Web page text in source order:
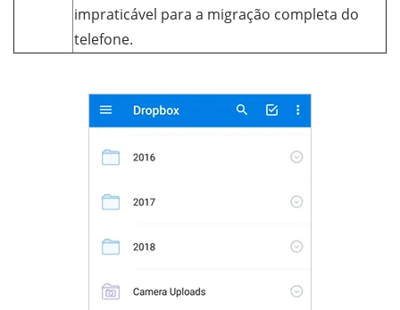
impraticável para a migração completa do
telefone.